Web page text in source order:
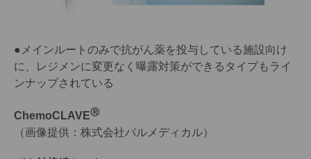
●メインルートのみで抗がん薬を投与している施設向け
に、レジメンに変更なく曝露対策ができるタイプもライ
ンナップされている
ChemoCLAVEⓇ
（画像提供：株式会社パルメディカル）